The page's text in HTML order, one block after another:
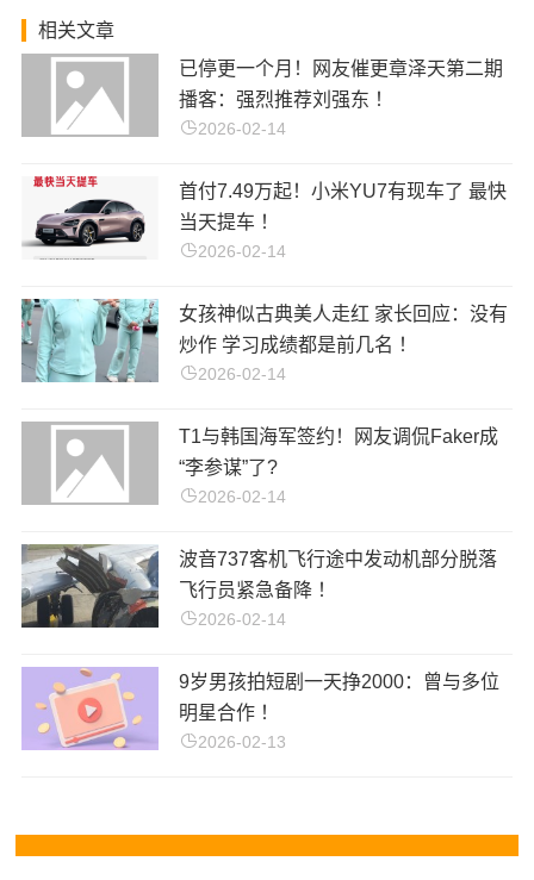
相关文章
已停更一个月！网友催更章泽天第二期
播客：强烈推荐刘强东 ！
2026-02-14
首付7.49万起！小米YU7有现车了 最快
当天提车 ！
2026-02-14
女孩神似古典美人走红 家长回应：没有
炒作 学习成绩都是前几名 ！
2026-02-14
T1与韩国海军签约！网友调侃Faker成
“李参谋”了?
2026-02-14
波音737客机飞行途中发动机部分脱落
飞行员紧急备降 ！
2026-02-14
9岁男孩拍短剧一天挣2000：曾与多位
明星合作 ！
2026-02-13